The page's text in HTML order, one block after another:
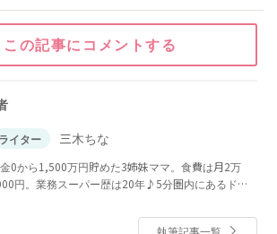
この記事にコメントする
ライター 三木ちな
0から1,500万円貯めた3姉妹ママ。食費は月2万
円。業務スーパー歴は20年♪5分圏内にあるドン
、神コスパ商品を探すパトロールが趣味♪節約と貯
執筆記事一覧